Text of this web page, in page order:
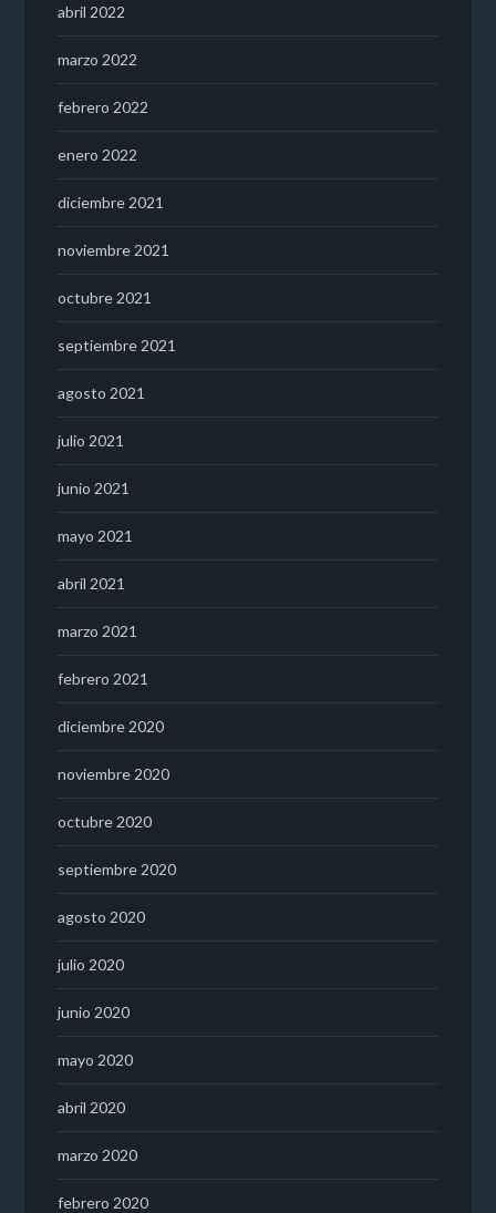
abril 2022
marzo 2022
febrero 2022
enero 2022
diciembre 2021
noviembre 2021
octubre 2021
septiembre 2021
agosto 2021
julio 2021
junio 2021
mayo 2021
abril 2021
marzo 2021
febrero 2021
diciembre 2020
noviembre 2020
octubre 2020
septiembre 2020
agosto 2020
julio 2020
junio 2020
mayo 2020
abril 2020
marzo 2020
febrero 2020